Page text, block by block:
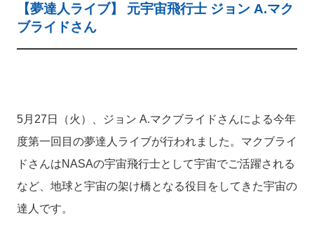
【夢達人ライブ】 元宇宙飛行士 ジョン A.マク
ブライドさん
5月 27 日（火）、ジョン A.マクブライドさんによる今年
度第一回目の夢達人ライブが行われました。マクブライ
ドさんはNASAの宇宙飛行士として宇宙でご活躍される
など、地球と宇宙の架け橋となる役目をしてきた宇宙の
達人です。